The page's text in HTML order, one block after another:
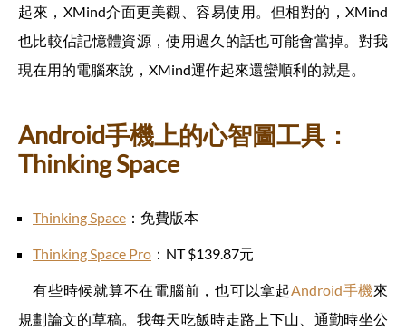
起來，XMind介面更美觀、容易使用。但相對的，XMind
也比較佔記憶體資源，使用過久的話也可能會當掉。對我
現在用的電腦來說，XMind運作起來還蠻順利的就是。
Android手機上的心智圖工具：
Thinking Space
Thinking Space ：免費版本
Thinking Space Pro ：NT $139.87元
有些時候就算不在電腦前，也可以拿起Android手機來
規劃論文的草稿。我每天吃飯時走路上下山、通勤時坐公